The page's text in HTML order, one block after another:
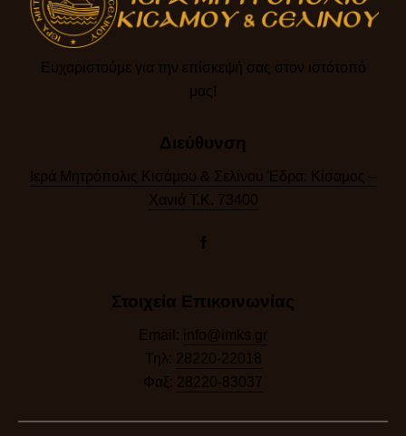
Ευχαριστούμε για την επίσκεψή σας στον ιστότοπό
μας!​
Διεύθυνση
Ιερά Μητρόπολις Κισάμου & Σελίνου Έδρα: Κίσαμος –
Χανιά Τ.Κ. 73400
Στοιχεία Επικοινωνίας
Email: info@imks.gr
Τηλ: 28220-22018
Φαξ: 28220-83037